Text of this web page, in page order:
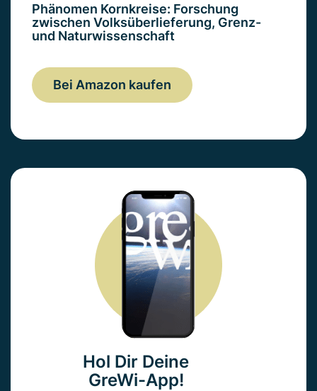
Phänomen Kornkreise: Forschung
zwischen Volksüberlieferung, Grenz-
und Naturwissenschaft
Bei Amazon kaufen
Hol Dir Deine
GreWi-App!